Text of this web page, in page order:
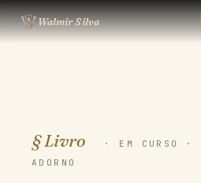
Walmir Silva
§ Livro · EM CURSO ·
ADORNO